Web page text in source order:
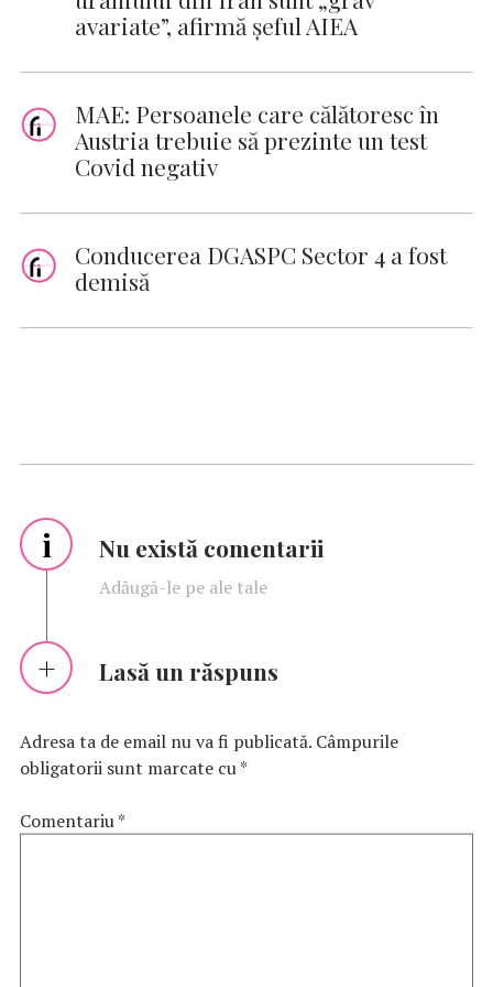
avariate”, afirmă șeful AIEA
MAE: Persoanele care călătoresc în
Austria trebuie să prezinte un test
Covid negativ
Conducerea DGASPC Sector 4 a fost
demisă
i Nu există comentarii
Adăugă-le pe ale tale
Lasă un răspuns
Adresa ta de email nu va fi publicată. Câmpurile
obligatorii sunt marcate cu*
Comentariu*